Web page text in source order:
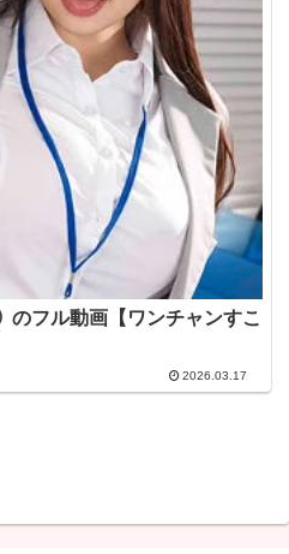
フル動画【ワンチャンすこ
2026.03.17